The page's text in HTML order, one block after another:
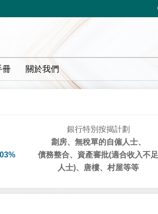
冊 關於我們
銀行特別按揭計劃
劏房、無稅單的自僱人士、
債務整合、資產審批(適合收入不足
人士)、唐樓、村屋等等